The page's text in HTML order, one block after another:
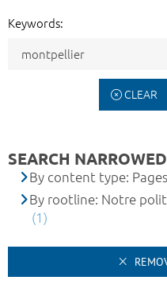
Keywords:
CLEAR
SEARCH
By content type: Pages
By rootline: Notre
(1)